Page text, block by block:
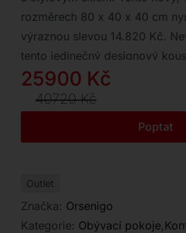
Outlet
rozměrech 80 x 40 x 40 cm
výraznou slevou 14.820 Kč.
tento jedinečný designový
dispozici skladem.
40720Kč
Původní
cena
40720 Kč.
25900 Kč
Aktuální
cena
25900 Kč.
Poptat
Outlet
Značka: Orsenigo
Kategorie: Obývací pokoje,